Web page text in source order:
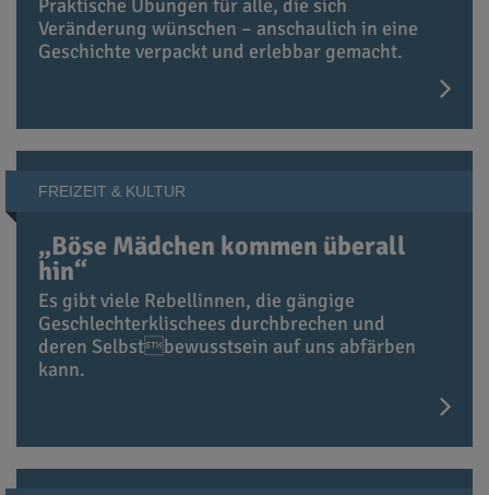
Praktische Übungen für alle, die sich
Veränderung wünschen – anschaulich in eine
Geschichte verpackt und erlebbar gemacht.
FREIZEIT & KULTUR
„Böse Mädchen kommen überall
hin“
Es gibt viele Rebellinnen, die gängige
Geschlechterklischees durchbrechen und
deren Selbstbewusstsein auf uns abfärben
kann.